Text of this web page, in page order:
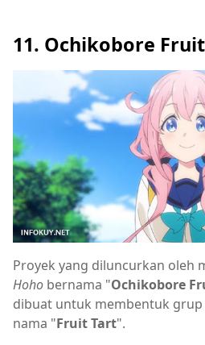
11. Ochikobore
Proyek yang diluncurkan oleh
Hoho bernama "Ochikobore
dibuat untuk membentuk
nama "Fruit Tart".